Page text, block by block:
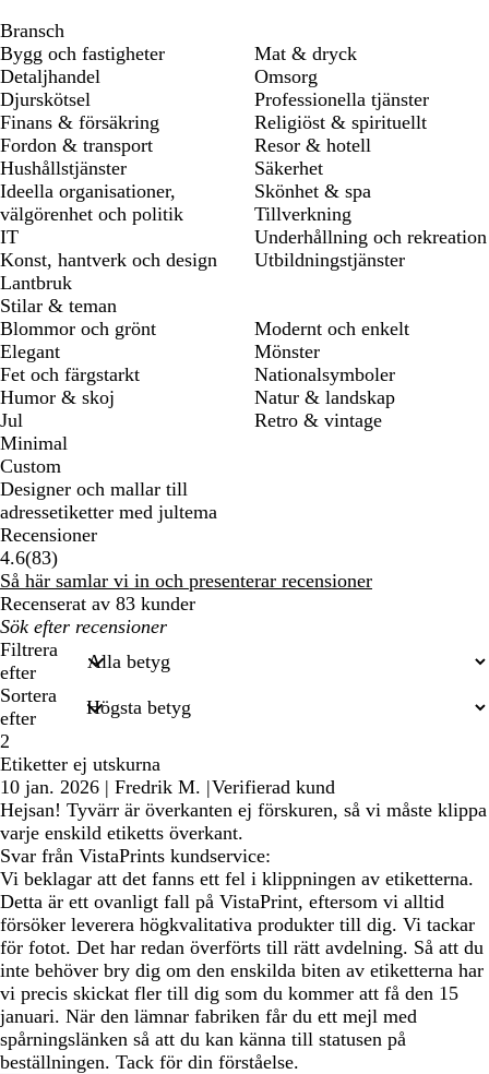
Bransch
Bygg och fastigheter
Detaljhandel
Djurskötsel
Finans & försäkring
Fordon & transport
Hushållstjänster
Ideella organisationer,
välgörenhet och politik
IT
Konst, hantverk och design
Lantbruk
Mat & dryck
Omsorg
Professionella tjänster
Religiöst & spirituellt
Resor & hotell
Säkerhet
Skönhet & spa
Tillverkning
Underhållning och rekreation
Utbildningstjänster
Stilar & teman
Blommor och grönt
Elegant
Fet och färgstarkt
Humor & skoj
Jul
Minimal
Modernt och enkelt
Mönster
Nationalsymboler
Natur & landskap
Retro & vintage
Custom
Designer och mallar till
adressetiketter med jultema
Recensioner
4.6(8383
recensioner
)
Så här samlar vi in och presenterar recensioner
Recenserat av 83 kunder
Mina
inmatade
sökningar
Filtrera
efter
Sortera
efter
2
Etiketter ej utskurna
10 jan. 2026 | Fredrik M. |Verifierad kund
Hejsan! Tyvärr är överkanten ej förskuren, så vi måste klippa
varje enskild etiketts överkant.
Svar från VistaPrints kundservice:
Vi beklagar att det fanns ett fel i klippningen av etiketterna.
Detta är ett ovanligt fall på VistaPrint, eftersom vi alltid
försöker leverera högkvalitativa produkter till dig. Vi tackar
för fotot. Det har redan överförts till rätt avdelning. Så att du
inte behöver bry dig om den enskilda biten av etiketterna har
vi precis skickat fler till dig som du kommer att få den 15
januari. När den lämnar fabriken får du ett mejl med
spårningslänken så att du kan känna till statusen på
beställningen. Tack för din förståelse.